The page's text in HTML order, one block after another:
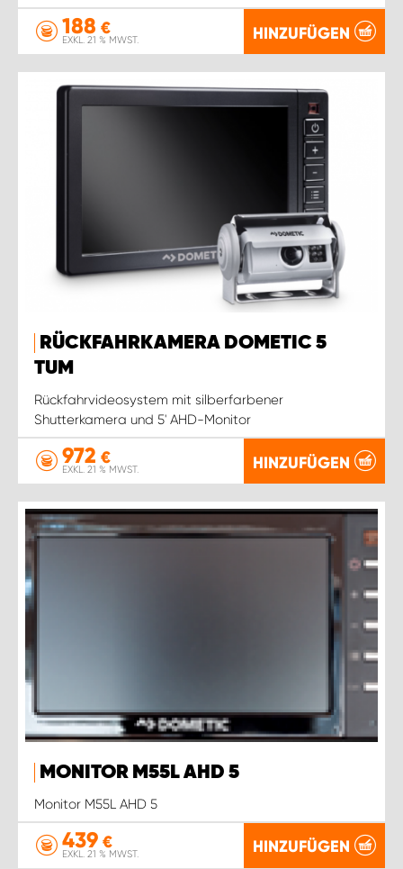
188 €
EXKL. 21 % MWST. HINZUFÜGEN
RÜCKFAHRKAMERA DOMETIC 5
TUM
Rückfahrvideosystem mit silberfarbener
Shutterkamera und 5' AHD-Monitor
972 €
EXKL. 21 % MWST. HINZUFÜGEN
MONITOR M55L AHD 5
Monitor M55L AHD 5
439 €
EXKL. 21 % MWST. HINZUFÜGEN